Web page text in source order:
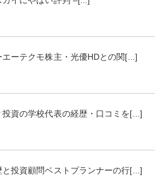
ーテクモ株主・光優HDとの関[...]
資の学校代表の経歴・口コミを[...]
投資顧問ベストプランナーの行[...]